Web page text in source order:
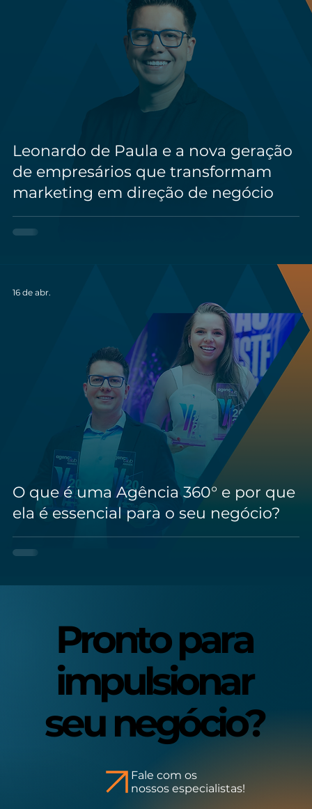
Leonardo de Paula e a nova geração
de empresários que transformam
marketing em direção de negócio
O que é uma Agência 360° e por que
ela é essencial para o seu negócio?
16 de abr.
Pronto para
impulsionar
seu negócio?
Pronto para
impulsionar
seu negócio?
Fale com os
nossos especialistas!